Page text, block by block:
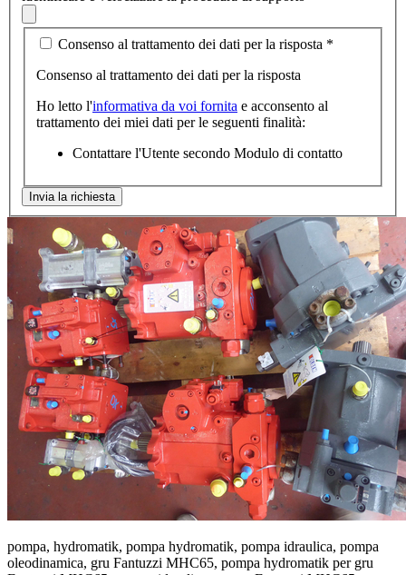
Consenso al trattamento dei dati per la risposta *
Consenso al trattamento dei dati per la risposta
Ho letto l'informativa da voi fornita e acconsento al
trattamento dei miei dati per le seguenti finalità:
Contattare l'Utente secondo Modulo di contatto
pompa, hydromatik, pompa hydromatik, pompa idraulica, pompa
oleodinamica, gru Fantuzzi MHC65, pompa hydromatik per gru